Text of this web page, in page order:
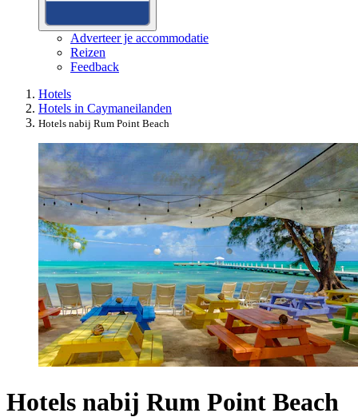
Adverteer je accommodatie
Reizen
Feedback
Hotels
Hotels in Caymaneilanden
Hotels nabij Rum Point Beach
Hotels nabij Rum Point Beach